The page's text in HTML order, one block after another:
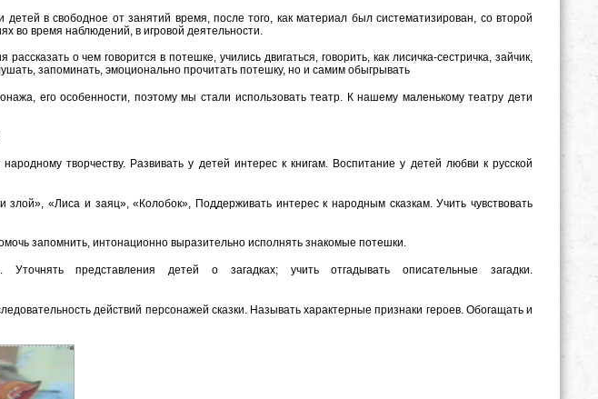
детей в свободное от занятий время, после того, как материал был систематизирован, со второй
во время наблюдений, в игровой деятельности.
о чем говорится в потешке, учились двигаться, говорить, как лисичка-сестричка, зайчик,
запоминать, эмоционально прочитать потешку, но и самим обыгрывать
его особенности, поэтому мы стали использовать театр. К нашему маленькому театру дети
творчеству. Развивать у детей интерес к книгам. Воспитание у детей любви к русской
«Лиса и заяц», «Колобок», Поддерживать интерес к народным сказкам. Учить чувствовать
запомнить, интонационно выразительно исполнять знакомые потешки.
представления детей о загадках; учить отгадывать описательные загадки.
действий персонажей сказки. Называть характерные признаки героев. Обогащать и